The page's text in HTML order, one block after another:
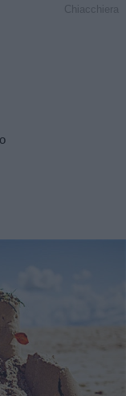
Chiacchiera